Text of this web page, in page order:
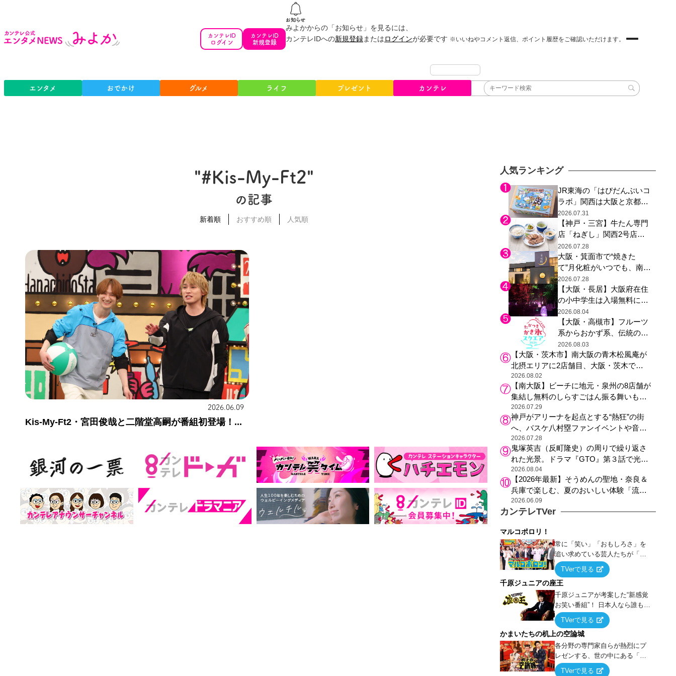
カンテレID
ログイン
カンテレID
新規登録
みよかからの「お知らせ」を見るには、
カンテレIDへの新規登録またはログインが必要です ※いいねやコメント返信、ポイント履歴をご確認いただけます。
エンタメ おでかけ グルメ ライフ プレゼント カンテレ
"#Kis-My-Ft2"
の記事
新着順 おすすめ順 人気順
2026.06.09
Kis-My-Ft2・宮田俊哉と二階堂高嗣が番組初登場！...
人気ランキング
JR東海の「はぴだんぶいコ
ラボ」関西は大阪と京都の
み、日焼けしたポチャッコ
らサンリオキャラが描かれ
た駅弁やグッズが登場
2026.07.31
【神戸・三宮】牛たん専門
店「ねぎし」関西2号店が
登場、ファンら「8月が待
ち遠しい」と早くから注目
2026.07.28
大阪・箕面市で“焼きた
て”月化粧がいつでも、南大
阪の青木松風庵が北摂エリ
アに初進出
2026.07.28
【大阪・長居】大阪府在住
の小中学生は入場無料に、
チームラボが「夏休みの自
由研究の課題に」と「ボタ
ニカルガーデン 大阪」へ招
待
2026.08.04
【大阪・高槻市】フルーツ
系からおかず系、伝統の天
然氷まで人気店が集結、高
槻阪急スクエアで「かき
氷」祭り
2026.08.03
【大阪・茨木市】南大阪の青木松風庵が
北摂エリアに2店舗目、大阪・茨木で
も“焼きたて”の月化粧が食べられる
2026.08.02
【南大阪】ビーチに地元・泉州の8店舗が
集結し無料のしらすごはん振る舞いも、
泉南ロングパークの「海のマルシェ」が
リニューアル！
2026.07.29
神戸がアリーナを起点とする“熱狂”の街
へ、バスケ八村塁ファンイベントや音楽
フェスで三宮・ウォーターフロントを活
性化
2026.07.28
鬼塚英吉（反町隆史）の周りで繰り返さ
れた光景。ドラマ『GTO』第３話で光っ
た演出の巧みさ
2026.08.04
【2026年最新】そうめんの聖地・奈良＆
兵庫で楽しむ、夏のおいしい体験「流し
そうめん体験」おすすめ3選
2026.06.09
カンテレTVer
マルコポロリ！
常に「笑い」「おもしろさ」を
追い求めている芸人たちが「芸
能界」という大海原に漕ぎ出で
て、新たなオモシロ人間を発掘
する！
TVerで見る
千原ジュニアの座王
千原ジュニアが考案した“新感覚
お笑い番組”！ 日本人なら誰もが
馴染みのある『イス取りゲー
ム』をベースに、大喜利・ギャ
グ・モノボケ・歌…など様々な
お題で芸人がショートネタを競
い合う！
TVerで見る
かまいたちの机上の空論城
各分野の専門家自らが熱烈にプ
レゼンする、世の中にある「試
したことはないが、やってみた
TVerで見る